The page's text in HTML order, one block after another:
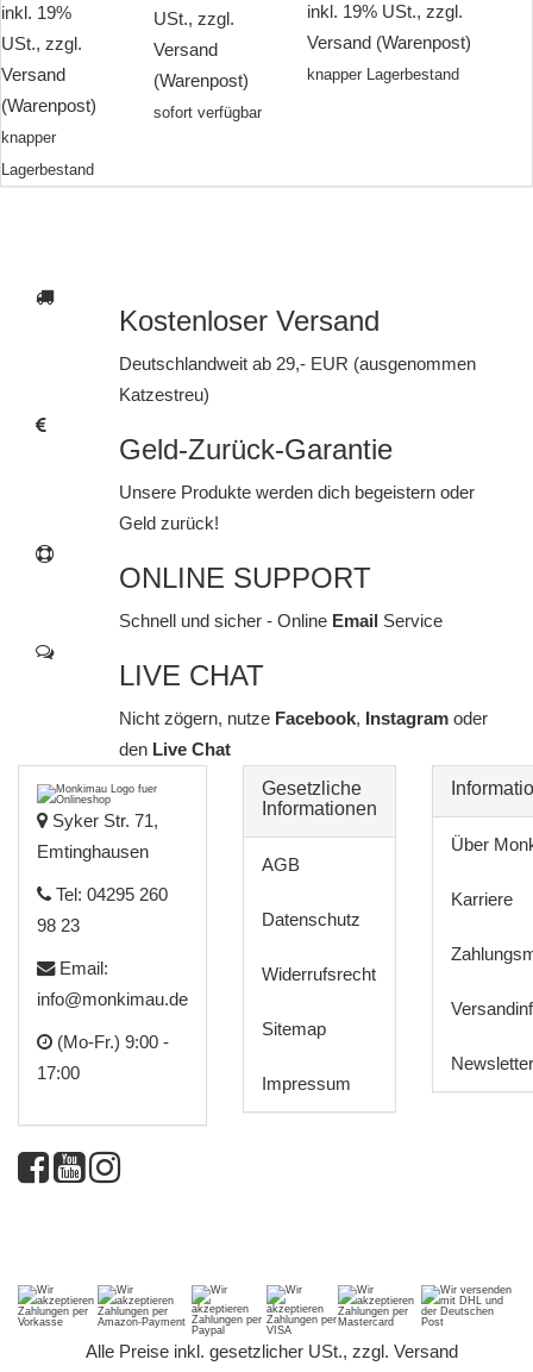
inkl. 19%
USt., zzgl.
Versand
(Warenpost)
knapper
Lagerbestand
USt., zzgl.
Versand
(Warenpost)
sofort verfügbar
inkl. 19% USt., zzgl.
Versand (Warenpost)
knapper Lagerbestand
Kostenloser Versand
Deutschlandweit ab 29,- EUR (ausgenommen
Katzestreu)
Geld-Zurück-Garantie
Unsere Produkte werden dich begeistern oder
Geld zurück!
ONLINE SUPPORT
Schnell und sicher - Online Email Service
LIVE CHAT
Nicht zögern, nutze Facebook, Instagram oder
denLive Chat
Syker Str. 71,
Emtinghausen
Tel: 04295 260
98 23
Email:
info@monkimau.de
(Mo-Fr.) 9:00 -
17:00
Gesetzliche
Informationen
AGB
Datenschutz
Widerrufsrecht
Sitemap
Impressum
Über
Karriere
Newsletter
Alle Preise inkl. gesetzlicher USt., zzgl. Versand